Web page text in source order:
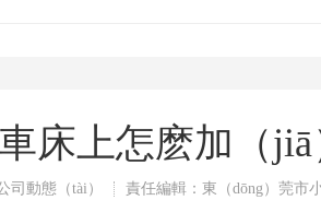
床上怎麽加（
司動態（tài） 責任編輯：東（dōng）莞市